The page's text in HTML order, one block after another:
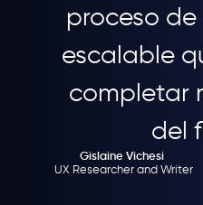
proceso
escalable
completar
del
Gislaine Vichesi
UX Researcher and Writer